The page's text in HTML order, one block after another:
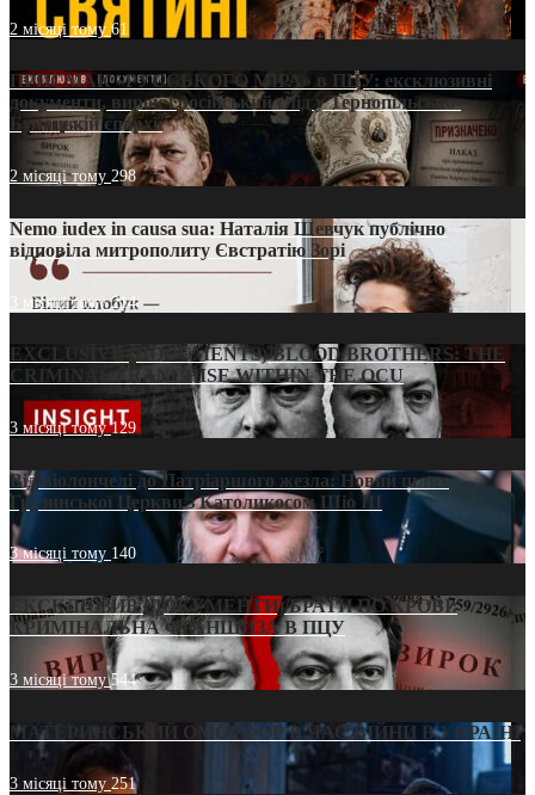
2 місяці тому61
ПРИСМАК «РУССЬКОГО МІРА» в ПЦУ: ексклюзивні
документи, вирок і російський слід у Тернопільсько-
Бучацькій єпархії
2 місяці тому 298
Nemo iudex in causa sua: Наталія Шевчук публічно
відповіла митрополиту Євстратію Зорі
3 місяці тому214
EXCLUSIVE (DOCUMENTS)/BLOOD BROTHERS: THE
CRIMINAL FRANCHISE WITHIN THE OCU
3 місяці тому129
Від віолончелі до Патріаршого жезла: Новий шлях
Грузинської Церкви з Католикосом Шіо III
3 місяці тому 140
ЕКСКЛЮЗИВ (ДОКУМЕНТИ)/БРАТИ ПО КРОВІ:
КРИМІНАЛЬНА ФРАНШИЗА В ПЦУ
3 місяці тому544
МАТЕРИНСЬКИЙ ОМОРФОР В ЧАС ВІЙНИ В УКРАЇНІ
3 місяці тому251